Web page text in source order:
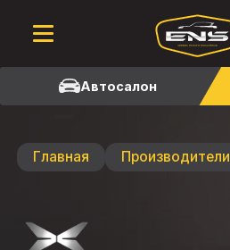
Автосалон
Главная Производители